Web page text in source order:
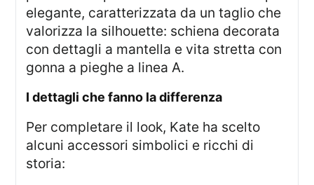
elegante, caratterizzata da un taglio che
valorizza la silhouette: schiena decorata
con dettagli a mantella e vita stretta con
gonna a pieghe a linea A.
i dettagli che fanno la differenza
Per completare il look, Kate ha scelto
alcuni accessori simbolici e ricchi di
storia: